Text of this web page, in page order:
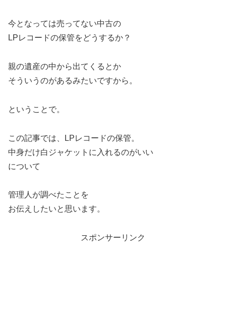
今となっては売ってない中古の
LPレコードの保管をどうするか？
親の遺産の中から出てくるとか
そういうのがあるみたいですから。
ということで。
この記事では、LPレコードの保管。
中身だけ白ジャケットに入れるのがいい
について
管理人が調べたことを
お伝えしたいと思います。
スポンサーリンク